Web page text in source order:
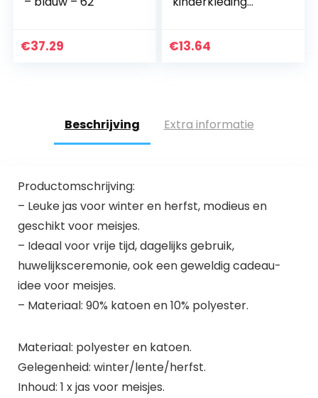
€37.29
dinosaurus lange
€13.64
Beschrijving Extra informatie
Productomschrijving:
– Leuke jas voor winter en herfst, modieus en
geschikt voor meisjes.
– Ideaal voor vrije tijd, dagelijks gebruik,
huwelijksceremonie, ook een geweldig cadeau-
idee voor meisjes.
– Materiaal: 90% katoen en 10% polyester.
Materiaal: polyester en katoen.
Gelegenheid: winter/lente/herfst.
Inhoud: 1 x jas voor meisjes.